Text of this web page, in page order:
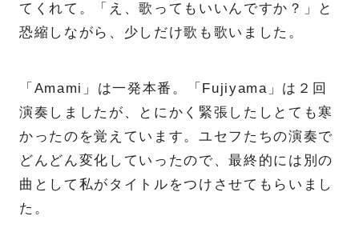
てくれて。「え、歌ってもいいんですか？」と
恐縮しながら、少しだけ歌も歌いました。
「Amami」は一発本番。「Fujiyama」は２回
演奏しましたが、とにかく緊張したしとても寒
かったのを覚えています。ユセフたちの演奏で
どんどん変化していったので、最終的には別の
曲として私がタイトルをつけさせてもらいまし
た。